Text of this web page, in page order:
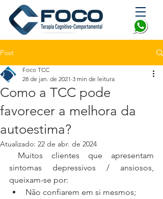
Post
Como a TCC pode
favorecer a melhora da
autoestima?
Foco TCC
28 de jan. de 2021 3 min de leitura
Atualizado: 22 de abr. de 2024
sintomas depressivos / ansiosos,
queixam-se por:
Não confiarem em si mesmos;